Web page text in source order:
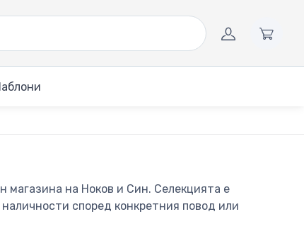
магазина на Ноков и Син. Селекцията е
според конкретния повод или